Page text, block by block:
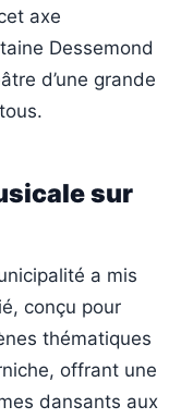
axe
Dessemond
d’une grande
sur
a mis
conçu pour
thématiques
offrant une
dansants aux